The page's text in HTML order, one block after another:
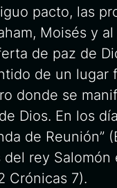
pacto, las
Moisés y
de paz de
de un lugar
donde se
Dios. En los
de Reunión”
del rey Salomón
Crónicas 7).